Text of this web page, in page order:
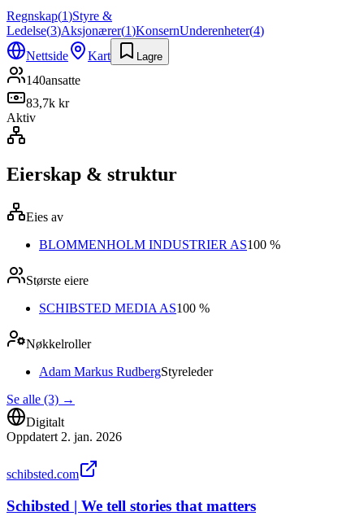
Regnskap(1)Styre &
Ledelse(3)Aksjonærer(1)KonsernUnderenheter(4)
Nettside
Kart Lagre
140ansatte
83,7k kr
Aktiv
Eierskap & struktur
Eies av
BLOMMENHOLM INDUSTRIER AS100 %
Største eiere
SCHIBSTED MEDIA AS100 %
Nøkkelroller
Adam Markus RudbergStyreleder
Se alle (3) →
Digitalt
Oppdatert 2. jan. 2026
schibsted.com
Schibsted | We tell stories that matters